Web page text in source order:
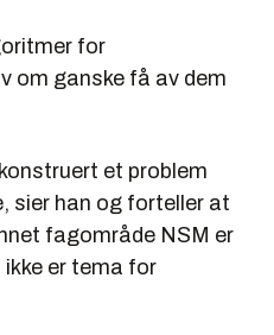
for
om ganske få av dem
et problem
sier han og forteller at
fagområde NSM er
er tema for